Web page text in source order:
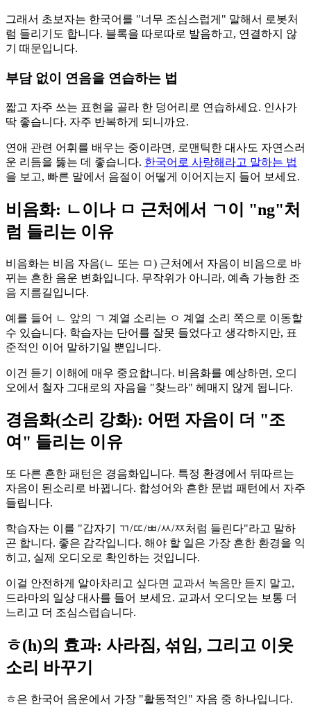
그래서 초보자는 한국어를 "너무 조심스럽게" 말해서 로봇처
럼 들리기도 합니다. 블록을 따로따로 발음하고, 연결하지 않
기 때문입니다.
부담 없이 연음을 연습하는 법
짧고 자주 쓰는 표현을 골라 한 덩어리로 연습하세요. 인사가
딱 좋습니다. 자주 반복하게 되니까요.
연애 관련 어휘를 배우는 중이라면, 로맨틱한 대사도 자연스러
운 리듬을 뚫는 데 좋습니다. 한국어로 사랑해라고 말하는 법
을 보고, 빠른 말에서 음절이 어떻게 이어지는지 들어 보세요.
비음화: ㄴ이나 ㅁ 근처에서 ㄱ이 "ng"처
럼 들리는 이유
비음화는 비음 자음(ㄴ 또는 ㅁ) 근처에서 자음이 비음으로 바
뀌는 흔한 음운 변화입니다. 무작위가 아니라, 예측 가능한 조
음 지름길입니다.
예를 들어 ㄴ 앞의 ㄱ 계열 소리는 ㅇ 계열 소리 쪽으로 이동할
수 있습니다. 학습자는 단어를 잘못 들었다고 생각하지만, 표
준적인 이어 말하기일 뿐입니다.
이건 듣기 이해에 매우 중요합니다. 비음화를 예상하면, 오디
오에서 철자 그대로의 자음을 "찾느라" 헤매지 않게 됩니다.
경음화(소리 강화): 어떤 자음이 더 "조
여" 들리는 이유
또 다른 흔한 패턴은 경음화입니다. 특정 환경에서 뒤따르는
자음이 된소리로 바뀝니다. 합성어와 흔한 문법 패턴에서 자주
들립니다.
학습자는 이를 "갑자기 ㄲ/ㄸ/ㅃ/ㅆ/ㅉ처럼 들린다"라고 말하
곤 합니다. 좋은 감각입니다. 해야 할 일은 가장 흔한 환경을 익
히고, 실제 오디오로 확인하는 것입니다.
이걸 안전하게 알아차리고 싶다면 교과서 녹음만 듣지 말고,
드라마의 일상 대사를 들어 보세요. 교과서 오디오는 보통 더
느리고 더 조심스럽습니다.
ㅎ(h)의 효과: 사라짐, 섞임, 그리고 이웃
소리 바꾸기
ㅎ은 한국어 음운에서 가장 "활동적인" 자음 중 하나입니다.